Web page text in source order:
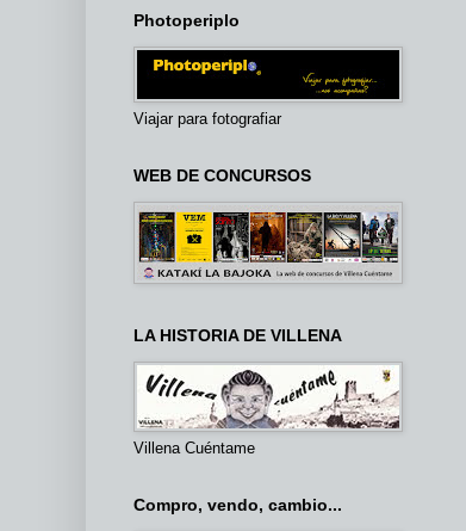
Photoperiplo
Viajar para fotografiar
WEB DE CONCURSOS
LA HISTORIA DE VILLENA
Villena Cuéntame
Compro, vendo, cambio...